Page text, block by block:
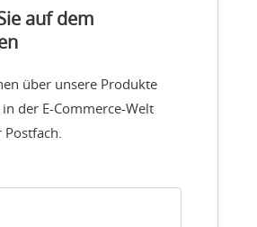
auf dem
über unsere Produkte
der E-Commerce-Welt